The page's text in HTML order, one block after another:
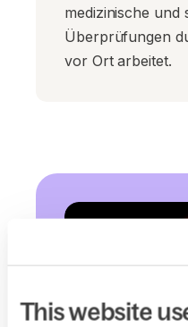
This website
medizinische und
Überprüfungen
vor Ort arbeitet.